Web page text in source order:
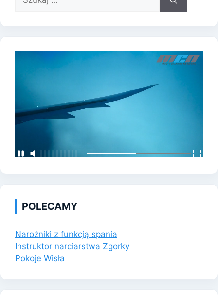
POLECAMY
Narożniki z funkcją spania
Instruktor narciarstwa Zgorky
Pokoje Wisła